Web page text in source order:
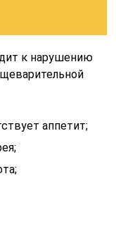
к нарушению
аппетит;